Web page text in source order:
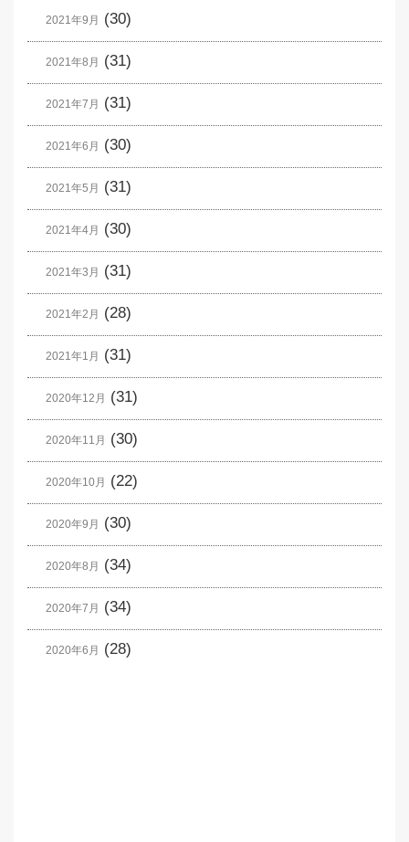
2021年9月 (30)
2021年8月 (31)
2021年7月 (31)
2021年6月 (30)
2021年5月 (31)
2021年4月 (30)
2021年3月 (31)
2021年2月 (28)
2021年1月 (31)
2020年12月 (31)
2020年11月 (30)
2020年10月 (22)
2020年9月 (30)
2020年8月 (34)
2020年7月 (34)
2020年6月 (28)